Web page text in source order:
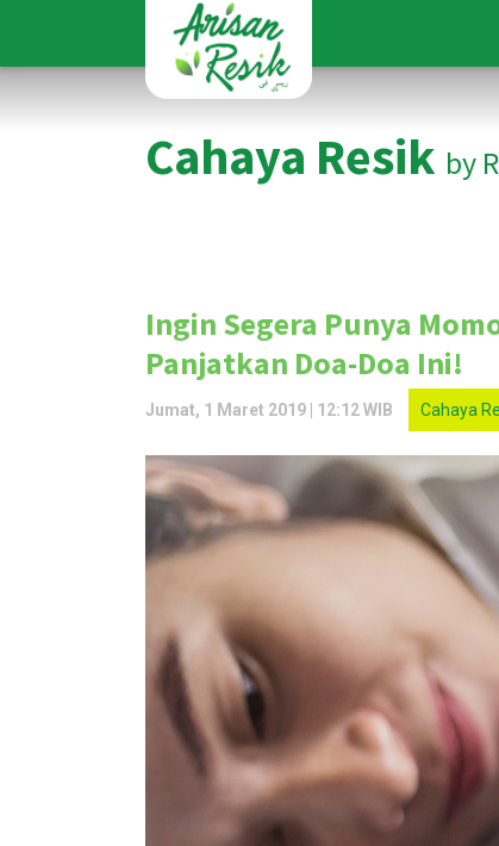
Cahaya Resik by
Ingin Segera Punya
Panjatkan Doa-Doa Ini!
Jumat, 1 Maret 2019 | 12:12 WIB Cahaya